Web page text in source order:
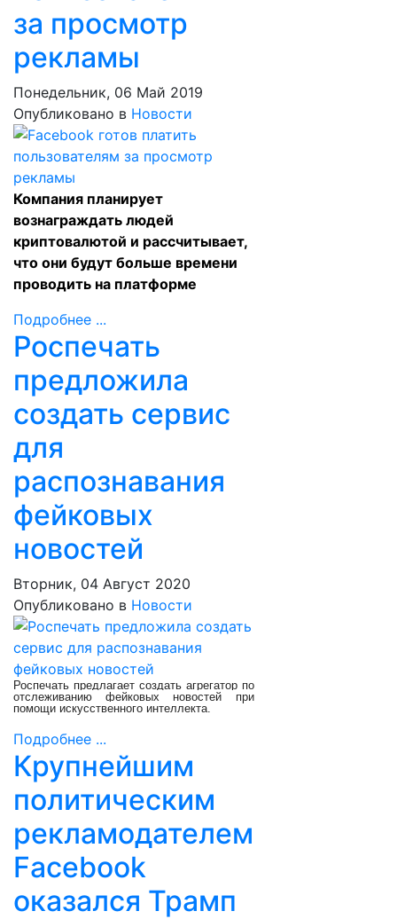
за просмотр
рекламы
Понедельник, 06 Май 2019
Опубликовано в Новости
Компания планирует
вознаграждать людей
криптовалютой и рассчитывает,
что они будут больше времени
проводить на платформе
Подробнее ...
Роспечать
предложила
создать сервис
для
распознавания
фейковых
новостей
Вторник, 04 Август 2020
Опубликовано в Новости
Роспечать предлагает создать агрегатор по
отслеживанию фейковых новостей при
помощи искусственного интеллекта.
Подробнее ...
Крупнейшим
политическим
рекламодателем
Facebook
оказался Трамп